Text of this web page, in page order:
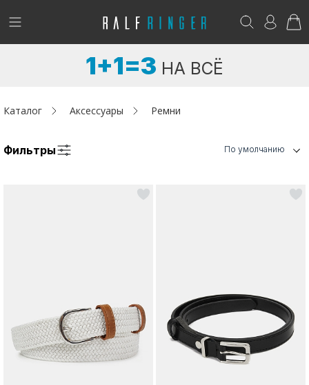
!
Женщинам
Адреса магазинов
Возникли вопросы? - club@ralf.ru
1+1=3 НА ВСЁ
Каталог Аксессуары Ремни
Фильтры По умолчанию